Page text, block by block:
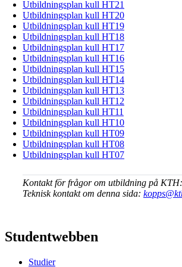
Utbildningsplan kull HT21
Utbildningsplan kull HT20
Utbildningsplan kull HT19
Utbildningsplan kull HT18
Utbildningsplan kull HT17
Utbildningsplan kull HT16
Utbildningsplan kull HT15
Utbildningsplan kull HT14
Utbildningsplan kull HT13
Utbildningsplan kull HT12
Utbildningsplan kull HT11
Utbildningsplan kull HT10
Utbildningsplan kull HT09
Utbildningsplan kull HT08
Utbildningsplan kull HT07
Kontakt för frågor om utbildning på KTH:
Teknisk kontakt om denna sida:
Studentwebben
Studier